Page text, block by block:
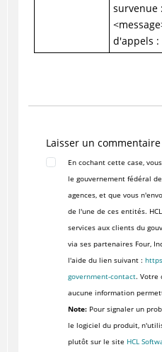
survenue :
d'appels :
Laisser un
En cochant cette case,
le gouvernement fédéral
agences, et que vous
de l'une de ces entités.
services aux clients du
via ses partenaires Four,
l'aide du lien suivant :
government-contact. Votre
aucune information
Note:Pour signaler un
le logiciel du produit,
plutôt sur le site HCL